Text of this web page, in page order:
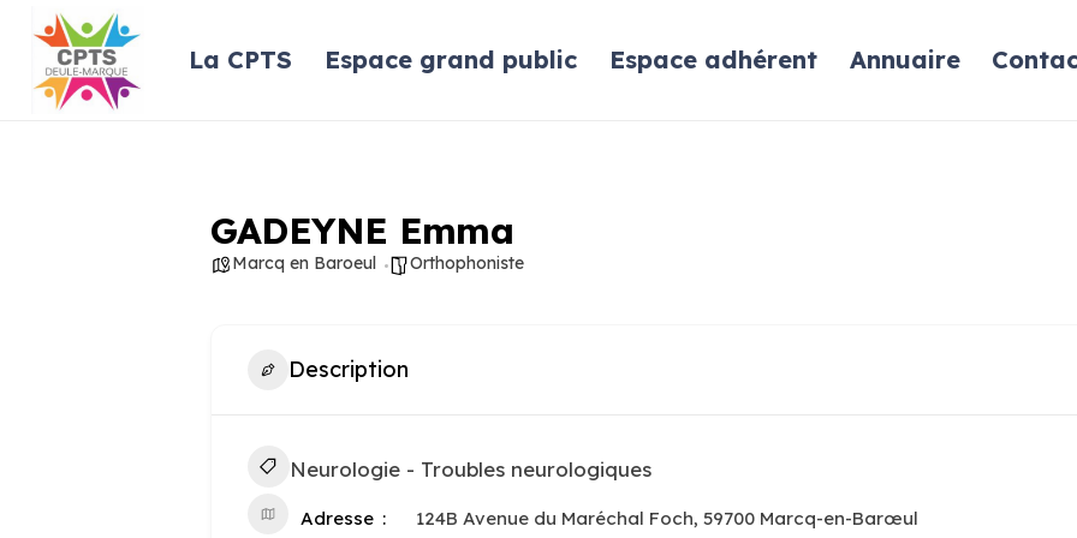
La CPTS Espace grand public Espace adhérent Annuaire
GADEYNE Emma
Marcq en Baroeul Orthophoniste
Description
Neurologie - Troubles neurologiques
Adresse 124B Avenue du Maréchal Foch, 59700 Marcq-en-Barœul